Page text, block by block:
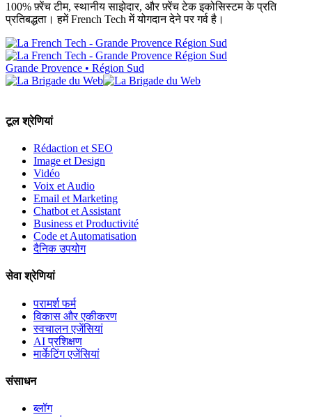
100% फ़्रेंच टीम, स्थानीय साझेदार, और फ़्रेंच टेक इकोसिस्टम के प्रति
प्रतिबद्धता। हमें French Tech में योगदान देने पर गर्व है।
Grande Provence • Région Sud
टूल श्रेणियां
Rédaction et SEO
Image et Design
Vidéo
Voix et Audio
Email et Marketing
Chatbot et Assistant
Business et Productivité
Code et Automatisation
दैनिक उपयोग
सेवा श्रेणियां
परामर्श फर्म
विकास और एकीकरण
स्वचालन एजेंसियां
AI प्रशिक्षण
मार्केटिंग एजेंसियां
संसाधन
ब्लॉग